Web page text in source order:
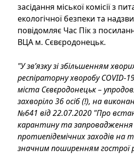
засідання міської комісії з
екологічної безпеки та
повідомляє Час Пік з
ВЦА м. Сєвєродонецьк.
"У зв’язку зі збільшенням
респіраторну хворобу COVID-
міста Сєвєродонецьк –
захворіло 36 осіб (!), на
№641 від 22.07.2020 "Про
карантину та запровадження
протиепідемічних заходів на
значним поширенням гострої